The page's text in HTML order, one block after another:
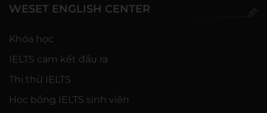
WESET ENGLISH CENTER
Khóa học
IELTS cam kết đầu ra
Thi thử IELTS
Học bổng IELTS sinh viên